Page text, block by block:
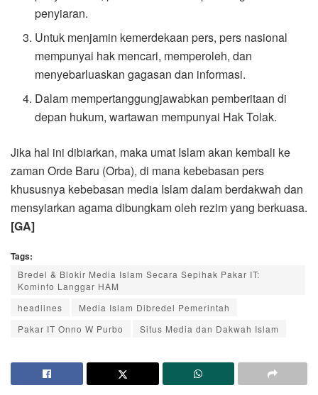
penyiaran.
Untuk menjamin kemerdekaan pers, pers nasional
mempunyai hak mencari, memperoleh, dan
menyebarluaskan gagasan dan informasi.
Dalam mempertanggungjawabkan pemberitaan di
depan hukum, wartawan mempunyai Hak Tolak.
Jika hal ini dibiarkan, maka umat Islam akan kembali ke
zaman Orde Baru (Orba), di mana kebebasan pers
khususnya kebebasan media Islam dalam berdakwah dan
mensyiarkan agama dibungkam oleh rezim yang berkuasa.
[GA]
Tags:
Bredel & Blokir Media Islam Secara Sepihak Pakar IT:
Kominfo Langgar HAM
headlines
Media Islam Dibredel Pemerintah
Pakar IT Onno W Purbo
Situs Media dan Dakwah Islam